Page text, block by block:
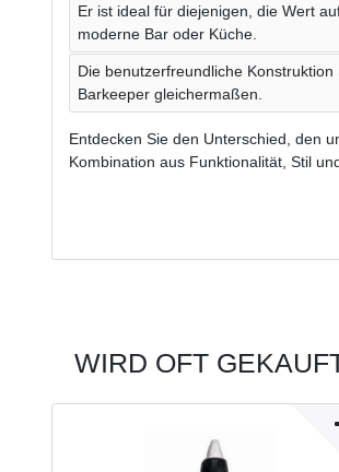
Er ist ideal für diejenigen, die Wert
moderne Bar oder Küche.
Die benutzerfreundliche
Barkeeper gleichermaßen.
Entdecken Sie den Unterschied, den
Kombination aus Funktionalität, Stil
WIRD OFT